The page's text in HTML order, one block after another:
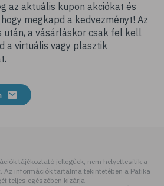
az aktuális kupon akciókat és
megkapd a kedvezményt! Az
után, a vásárláskor csak fel kell
a virtuális vagy plasztik
tájékoztató jellegűek, nem helyettesítik a
Az információk tartalma tekintetében a Patika
teljes egészében kizárja